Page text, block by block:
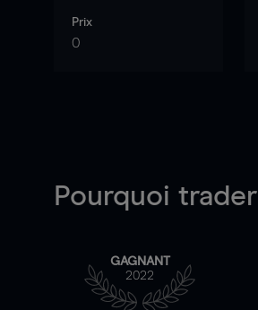
Prix
0
Pourquoi trader
GAGNANT
2022